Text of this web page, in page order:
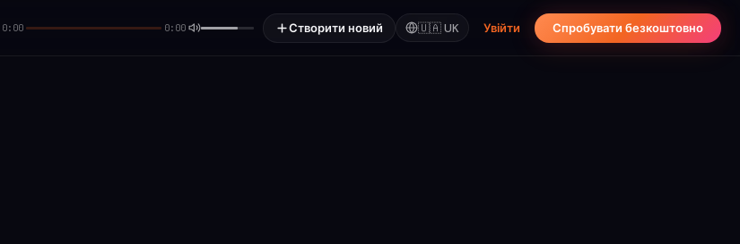
0:00 0:00 Створити новий 🇺🇦UK Увійти Спробувати безкоштовно